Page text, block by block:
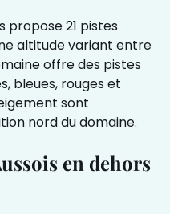
propose 21 pistes
altitude variant entre
offre des pistes
bleues, rouges et
sont
nord du domaine.
en dehors